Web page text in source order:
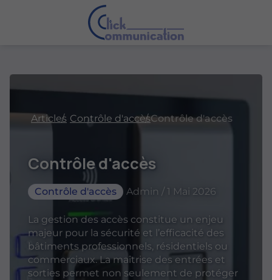
Articles Contrôle d'accèsContrôle d'accès
Contrôle d'accès
Contrôle d'accès Admin / 1 Mai 2026
La gestion des accès constitue un enjeu
majeur pour la sécurité et l’efficacité des
bâtiments professionnels, résidentiels ou
commerciaux. La maîtrise des entrées et
sorties permet non seulement de protéger